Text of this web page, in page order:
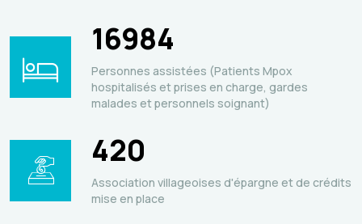
16984
Personnes assistées (Patients Mpox
hospitalisés et prises en charge, gardes
malades et personnels soignant)
420
Association villageoises d'épargne et de crédits
mise en place